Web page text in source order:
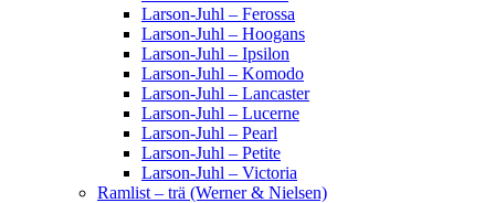
Larson-Juhl – Ferossa
Larson-Juhl – Hoogans
Larson-Juhl – Ipsilon
Larson-Juhl – Komodo
Larson-Juhl – Lancaster
Larson-Juhl – Lucerne
Larson-Juhl – Pearl
Larson-Juhl – Petite
Larson-Juhl – Victoria
Ramlist – trä (Werner & Nielsen)